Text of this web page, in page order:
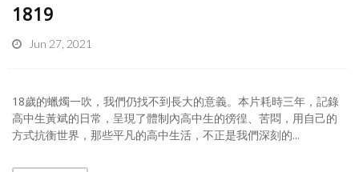
1819
Jun 27, 2021
18歲的蠟燭一吹，我們仍找不到長大的意義。本片耗時三年，記錄
高中生黃斌的日常，呈現了體制內高中生的徬徨、苦悶，用自己的
方式抗衡世界，那些平凡的高中生活，不正是我們深刻的...